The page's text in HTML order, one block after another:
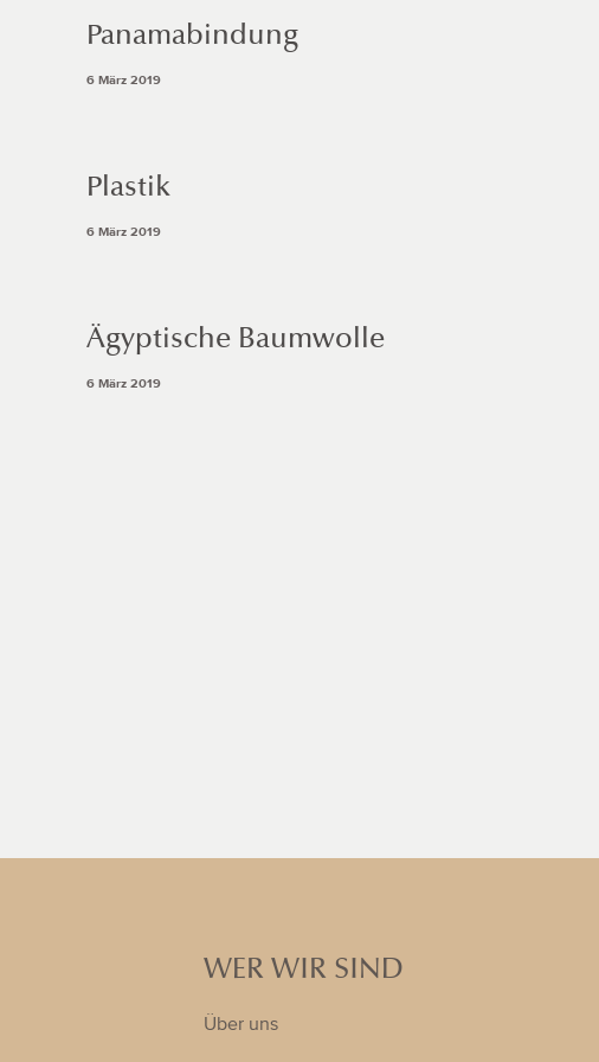
Panamabindung
6 März 2019
Plastik
6 März 2019
Ägyptische Baumwolle
6 März 2019
WER WIR SIND
Über uns